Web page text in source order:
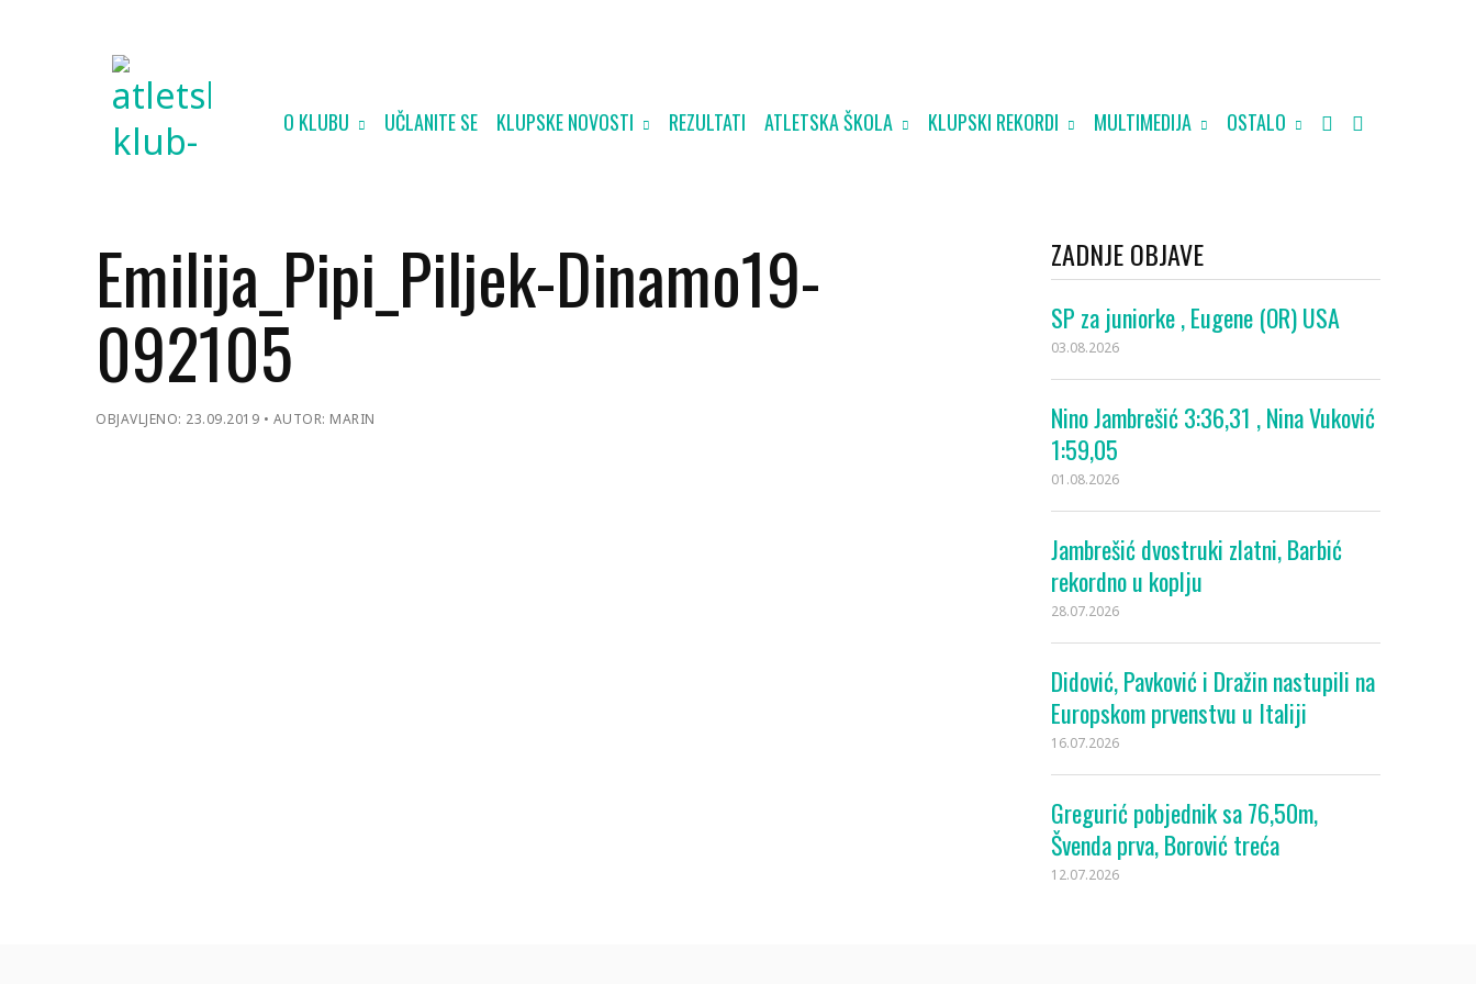
O KLUBU UČLANITE SE KLUPSKE NOVOSTI REZULTATI ATLETSKA ŠKOLA KLUPSKI REKORDI MULTIMEDIJA OSTALO
Emilija_Pipi_Piljek-Dinamo19-
092105
OBJAVLJENO: 23.09.2019 AUTOR: MARIN
ZADNJE OBJAVE
SP za juniorke , Eugene (OR) USA
03.08.2026
Nino Jambrešić 3:36,31 , Nina Vuković
1:59,05
01.08.2026
Jambrešić dvostruki zlatni, Barbić
rekordno u koplju
28.07.2026
Didović, Pavković i Dražin nastupili na
Europskom prvenstvu u Italiji
16.07.2026
Gregurić pobjednik sa 76,50m,
Švenda prva, Borović treća
12.07.2026